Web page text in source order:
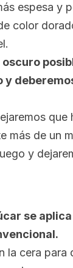
espesa y
color
y
que
más de un
y
se
la cera para